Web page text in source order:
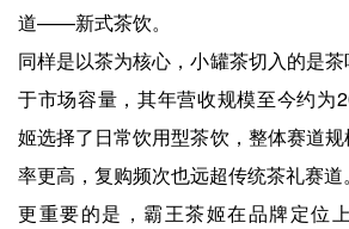
道——新式茶饮。
同样是以茶为核心，小罐茶切入的是
于市场容量，其年营收规模至今约为
姬选择了日常饮用型茶饮，整体赛道
率更高，复购频次也远超传统茶礼赛道。
更重要的是，霸王茶姬在品牌定位